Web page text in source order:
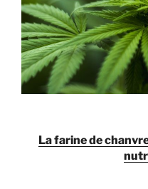
La farine de